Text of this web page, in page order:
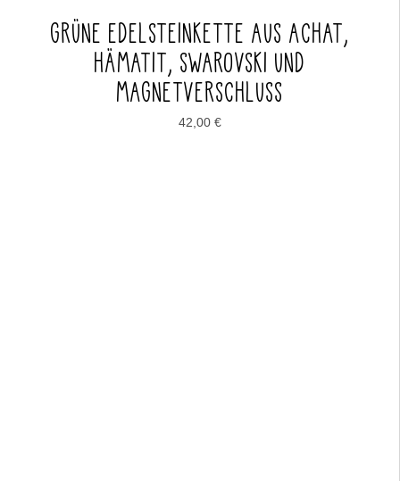
GRÜNE EDELSTEINKETTE AUS ACHAT,
HÄMATIT, SWAROVSKI UND
MAGNETVERSCHLUSS
42,00 €